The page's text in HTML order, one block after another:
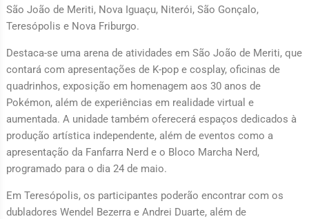
São João de Meriti, Nova Iguaçu, Niterói, São Gonçalo,
Teresópolis e Nova Friburgo.
Destaca-se uma arena de atividades em São João de Meriti, que
contará com apresentações de K-pop e cosplay, oficinas de
quadrinhos, exposição em homenagem aos 30 anos de
Pokémon, além de experiências em realidade virtual e
aumentada. A unidade também oferecerá espaços dedicados à
produção artística independente, além de eventos como a
apresentação da Fanfarra Nerd e o Bloco Marcha Nerd,
programado para o dia 24 de maio.
Em Teresópolis, os participantes poderão encontrar com os
dubladores Wendel Bezerra e Andrei Duarte, além de